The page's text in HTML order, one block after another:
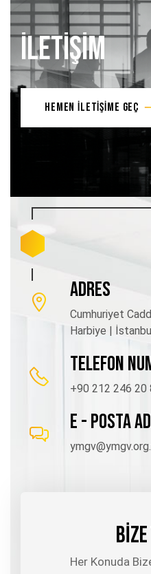
İLETİŞİM
HEMEN İLETİŞİME GEÇ
ADRES
Cumhuriyet
Harbiye | İstanbul
TELEFON
+90 212 246 20
E - POSTA
Her Konuda